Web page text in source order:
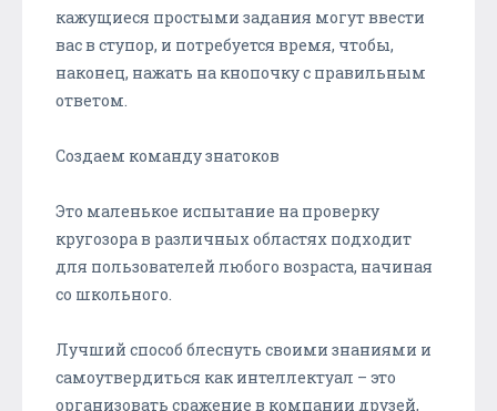
кажущиеся простыми задания могут ввести
вас в ступор, и потребуется время, чтобы,
наконец, нажать на кнопочку с правильным
ответом.
Создаем команду знатоков
Это маленькое испытание на проверку
кругозора в различных областях подходит
для пользователей любого возраста, начиная
со школьного.
Лучший способ блеснуть своими знаниями и
самоутвердиться как интеллектуал – это
организовать сражение в компании друзей,